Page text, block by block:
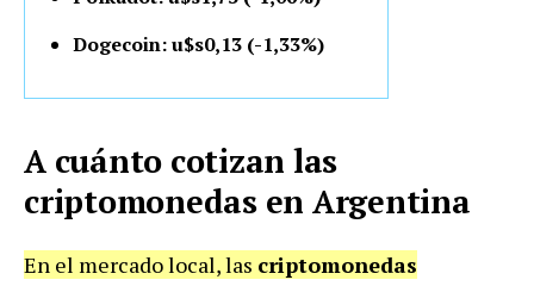
Dogecoin: u$s0,13 (-1,33%)
A cuánto cotizan las
criptomonedas en Argentina
En el mercado local, las criptomonedas